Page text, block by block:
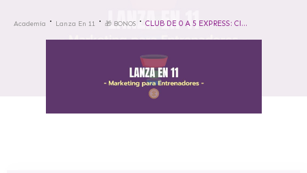
Academia Lanza En 11 🎁 BONOS CLUB DE 0 A 5 EXPRESS: Clase 3